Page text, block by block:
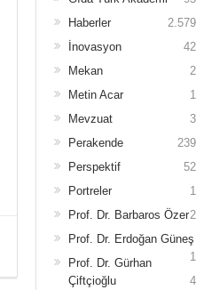
Haberler
2.579
İnovasyon
42
Mekan
2
Metin Acar
1
Mevzuat
3
Perakende
239
Perspektif
52
Portreler
1
Prof. Dr. Barbaros Özer2
Prof. Dr. Erdoğan Güneş
1
Prof. Dr. Gürhan
Çiftçioğlu
4